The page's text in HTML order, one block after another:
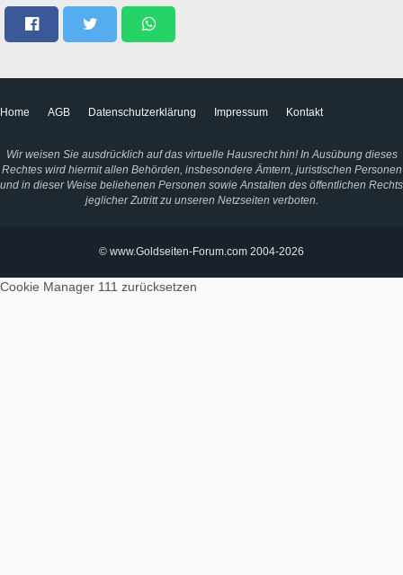
Home AGB Datenschutzerklärung Impressum Kontakt
Wir weisen Sie ausdrücklich auf das virtuelle Hausrecht hin! In Ausübung dieses
Rechtes wird hiermit allen Behörden, insbesondere Ämtern, juristischen Personen
und in dieser Weise beliehenen Personen sowie Anstalten des öffentlichen Rechts
jeglicher Zutritt zu unseren Netzseiten verboten.
© www.Goldseiten-Forum.com 2004-2026
Cookie Manager 111 zurücksetzen